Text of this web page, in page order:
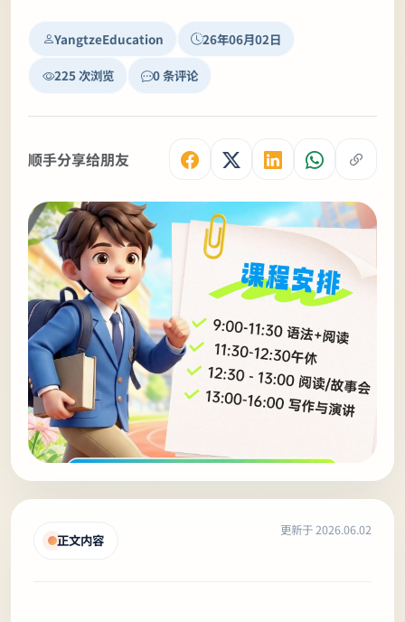
YangtzeEducation 26年06月02日
225 次浏览 0 条评论
顺手分享给朋友
正文内容
更新于 2026.06.02